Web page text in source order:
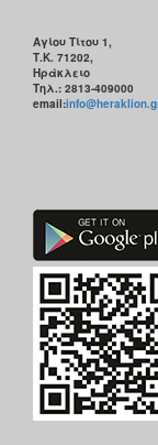
Αγίου Τίτου 1,
Τ.Κ. 71202,
Ηράκλειο
Τηλ.: 2813-409000
email: